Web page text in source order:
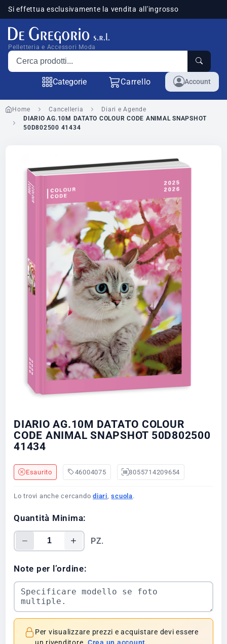
Si effettua esclusivamente la vendita all'ingrosso
Pelletteria e Accessori Moda
Cerca prodotti
Categorie Carrello Account
Home Cancelleria
Diari e Agende
DIARIO AG.10M DATATO COLOUR CODE ANIMAL SNAPSHOT
50D802500 41434
DIARIO AG.10M DATATO COLOUR
CODE ANIMAL SNAPSHOT 50D802500
41434
Esaurito 46004075 8055714209654
Lo trovi anche cercandodiari,scuola.
Quantità Minima:
PZ.
Note per l’ordine:
Per visualizzare prezzi e acquistare devi essere